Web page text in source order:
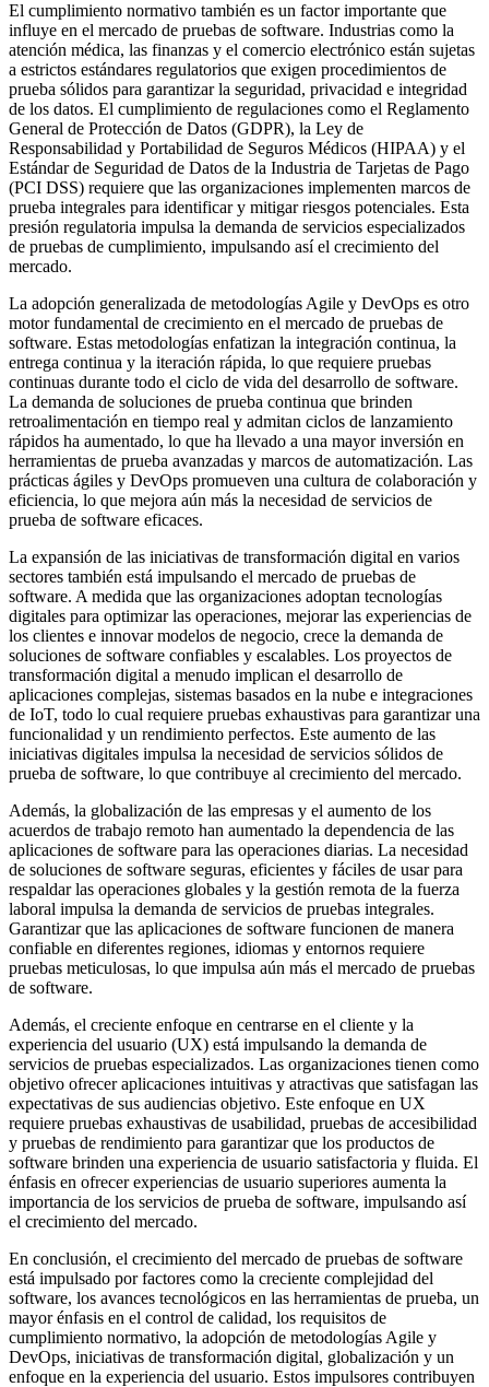
El cumplimiento normativo también es un factor importante que
influye en el mercado de pruebas de software. Industrias como la
atención médica, las finanzas y el comercio electrónico están sujetas
a estrictos estándares regulatorios que exigen procedimientos de
prueba sólidos para garantizar la seguridad, privacidad e integridad
de los datos. El cumplimiento de regulaciones como el Reglamento
General de Protección de Datos (GDPR), la Ley de
Responsabilidad y Portabilidad de Seguros Médicos (HIPAA) y el
Estándar de Seguridad de Datos de la Industria de Tarjetas de Pago
(PCI DSS) requiere que las organizaciones implementen marcos de
prueba integrales para identificar y mitigar riesgos potenciales. Esta
presión regulatoria impulsa la demanda de servicios especializados
de pruebas de cumplimiento, impulsando así el crecimiento del
mercado.
La adopción generalizada de metodologías Agile y DevOps es otro
motor fundamental de crecimiento en el mercado de pruebas de
software. Estas metodologías enfatizan la integración continua, la
entrega continua y la iteración rápida, lo que requiere pruebas
continuas durante todo el ciclo de vida del desarrollo de software.
La demanda de soluciones de prueba continua que brinden
retroalimentación en tiempo real y admitan ciclos de lanzamiento
rápidos ha aumentado, lo que ha llevado a una mayor inversión en
herramientas de prueba avanzadas y marcos de automatización. Las
prácticas ágiles y DevOps promueven una cultura de colaboración y
eficiencia, lo que mejora aún más la necesidad de servicios de
prueba de software eficaces.
La expansión de las iniciativas de transformación digital en varios
sectores también está impulsando el mercado de pruebas de
software. A medida que las organizaciones adoptan tecnologías
digitales para optimizar las operaciones, mejorar las experiencias de
los clientes e innovar modelos de negocio, crece la demanda de
soluciones de software confiables y escalables. Los proyectos de
transformación digital a menudo implican el desarrollo de
aplicaciones complejas, sistemas basados ​​en la nube e integraciones
de IoT, todo lo cual requiere pruebas exhaustivas para garantizar una
funcionalidad y un rendimiento perfectos. Este aumento de las
iniciativas digitales impulsa la necesidad de servicios sólidos de
prueba de software, lo que contribuye al crecimiento del mercado.
Además, la globalización de las empresas y el aumento de los
acuerdos de trabajo remoto han aumentado la dependencia de las
aplicaciones de software para las operaciones diarias. La necesidad
de soluciones de software seguras, eficientes y fáciles de usar para
respaldar las operaciones globales y la gestión remota de la fuerza
laboral impulsa la demanda de servicios de pruebas integrales.
Garantizar que las aplicaciones de software funcionen de manera
confiable en diferentes regiones, idiomas y entornos requiere
pruebas meticulosas, lo que impulsa aún más el mercado de pruebas
de software.
Además, el creciente enfoque en centrarse en el cliente y la
experiencia del usuario (UX) está impulsando la demanda de
servicios de pruebas especializados. Las organizaciones tienen como
objetivo ofrecer aplicaciones intuitivas y atractivas que satisfagan las
expectativas de sus audiencias objetivo. Este enfoque en UX
requiere pruebas exhaustivas de usabilidad, pruebas de accesibilidad
y pruebas de rendimiento para garantizar que los productos de
software brinden una experiencia de usuario satisfactoria y fluida. El
énfasis en ofrecer experiencias de usuario superiores aumenta la
importancia de los servicios de prueba de software, impulsando así
el crecimiento del mercado.
En conclusión, el crecimiento del mercado de pruebas de software
está impulsado por factores como la creciente complejidad del
software, los avances tecnológicos en las herramientas de prueba, un
mayor énfasis en el control de calidad, los requisitos de
cumplimiento normativo, la adopción de metodologías Agile y
DevOps, iniciativas de transformación digital, globalización y un
enfoque en la experiencia del usuario. Estos impulsores contribuyen